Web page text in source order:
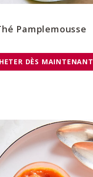
Pamplemousse
DÈS MAINTENANT